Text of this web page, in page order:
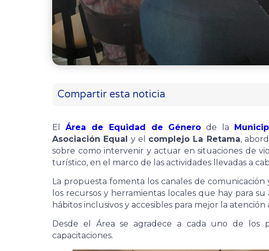
Compartir esta noticia
El Área de Equidad de Género de la
Asociación Equal y el complejo La Retama,
sobre como intervenir y actuar en situaciones de
turístico, en el marco de las actividades llevadas a
La propuesta fomenta los canales de
los recursos y herramientas locales que hay para
hábitos inclusivos y accesibles para mejor la
Desde el Área se agradece a cada uno de los
capacitaciones.